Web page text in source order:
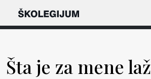
Šta je za mene laž